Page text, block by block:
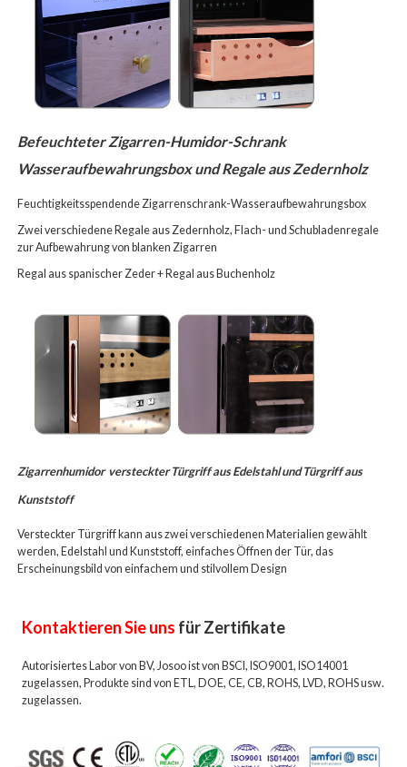
Befeuchteter Zigarren-Humidor-Schrank
Wasseraufbewahrungsbox und Regale aus Zedernholz
Feuchtigkeitsspendende Zigarrenschrank-Wasseraufbewahrungsbox
Zwei verschiedene Regale aus Zedernholz, Flach- und Schubladenregale
zur Aufbewahrung von blanken Zigarren
Regal aus spanischer Zeder + Regal aus Buchenholz
Zigarrenhumidor versteckter Türgriff aus Edelstahl und Türgriff aus
Kunststoff
Versteckter Türgriff kann aus zwei verschiedenen Materialien gewählt
werden, Edelstahl und Kunststoff, einfaches Öffnen der Tür, das
Erscheinungsbild von einfachem und stilvollem Design
Kontaktieren Sie uns für Zertifikate
Autorisiertes Labor von BV, Josoo ist von BSCI, ISO9001, ISO14001
zugelassen, Produkte sind von ETL, DOE, CE, CB, ROHS, LVD, ROHS usw.
zugelassen.